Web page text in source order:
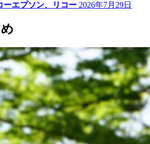
ーエプソン、リコー 2026年7月29日